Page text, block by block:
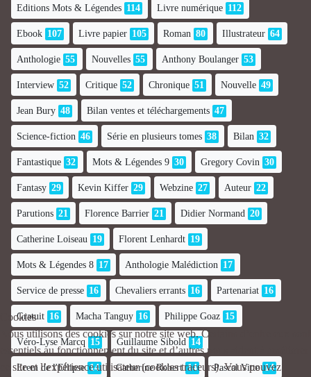
Editions Mots & Légendes 114 Livre numérique 112
Ebook 107 Livre papier 105 Roman 80 Illustrateur 64
Anthologie 55 Nouvelles 55 Anthony Boulanger 53
Interview 52 Critique 52 Chronique 51 Nouvelle 49
Jean Bury 48 Bilan ventes et téléchargements 47
Science-fiction 46 Série en plusieurs tomes 38 Bilan 32
Fantastique 32 Mots & Légendes 9 30 Gregory Covin 30
Fantasy 29 Kevin Kiffer 29 Webzine 27 Auteur 22
Parutions 21 Florence Barrier 21 Didier Normand 20
Catherine Loiseau 19 Florent Lenhardt 19
Mots & Légendes 8 17 Anthologie Malédiction 17
Service de presse 16 Chevaliers errants 16 Partenariat 16
Gratuit 16 Macha Tanguy 16 Philippe Goaz 15
Véro-Lyse Marcq 15 Guillaume Sibold 14
Erem de l'Ellipse 14 Catherine Robert 14 Pascal Vitte 14
Cookies
Nous utilisons des cookies sur notre site web. Certains d’entre eux sont
essentiels au fonctionnement du site et d’autres nous aident à améliorer
ce site et l’expérience utilisateur (cookies traceurs). Vous pouvez